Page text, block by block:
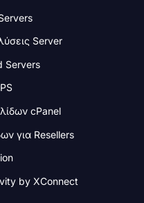
Server
Servers
cPanel
για Resellers
by XConnect